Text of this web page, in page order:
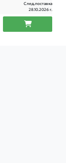
След.поставка
28.10.2026 г.